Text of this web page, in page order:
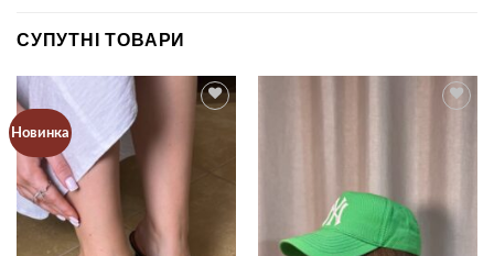
СУПУТНІ ТОВАРИ
Новинка